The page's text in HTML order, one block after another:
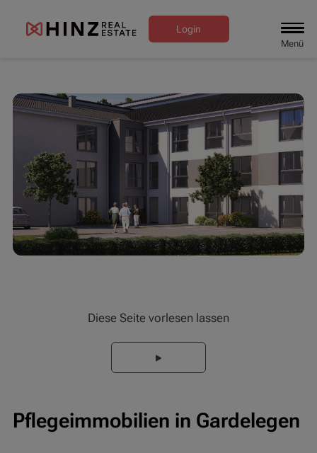
Login
Diese Seite vorlesen lassen
Pflegeimmobilien in Gardelegen